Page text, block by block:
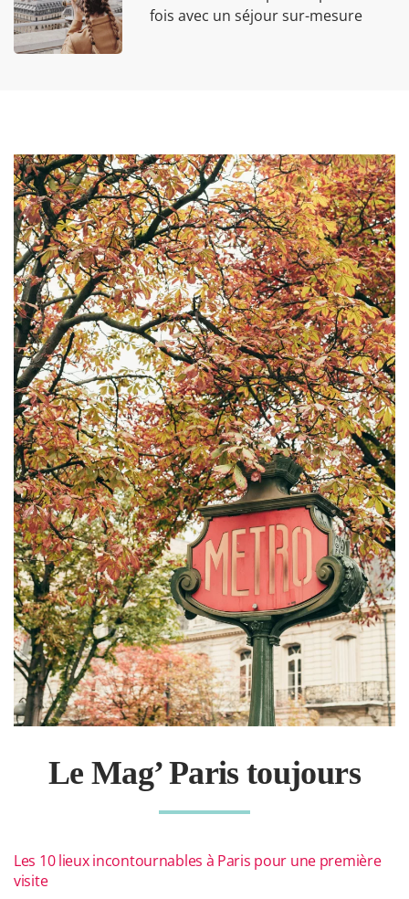
fois avec un séjour sur-mesure
Le Mag’ Paris toujours
Les 10 lieux incontournables à Paris pour une première
visite